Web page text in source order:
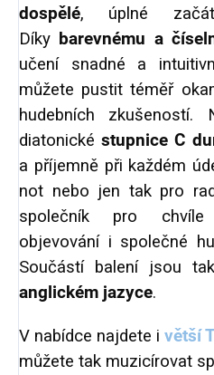
dospělé, úplné
Díky barevnému a
učení snadné a
můžete pustit téměř
hudebních
diatonickéstupnice C
a příjemně při každém
not nebo jen tak pro
společník pro chvíle
objevování i společné
Součástí balení jsou
anglickém jazyce.
V nabídce najdete i větší
můžete tak muzicírovat